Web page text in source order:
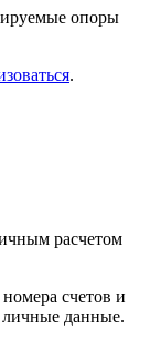
опоры
.
расчетом
счетов и
данные.